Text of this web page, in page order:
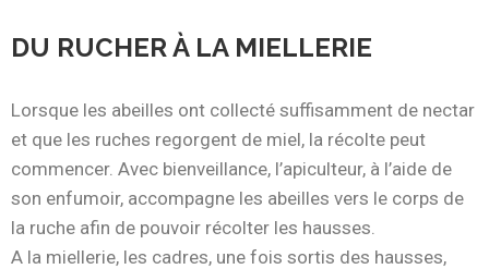
DU RUCHER À LA MIELLERIE
Lorsque les abeilles ont collecté suffisamment de nectar
et que les ruches regorgent de miel, la récolte peut
commencer. Avec bienveillance, l’apiculteur, à l’aide de
son enfumoir, accompagne les abeilles vers le corps de
la ruche afin de pouvoir récolter les hausses.
A la miellerie, les cadres, une fois sortis des hausses,